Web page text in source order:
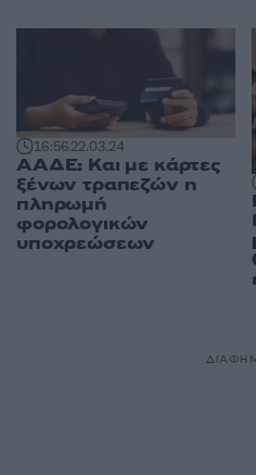
16:5622.03.24
ΑΑΔΕ: Και με κάρτες
ξένων τραπεζών η
πληρωμή
φορολογικών
υποχρεώσεων